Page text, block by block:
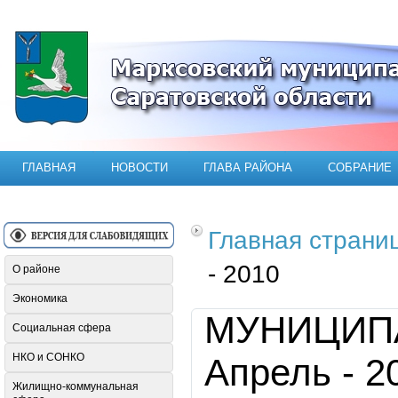
Официальный сайт Марксовского
ГЛАВНАЯ НОВОСТИ ГЛАВА РАЙОНА СОБРАНИЕ
Главная
- 2010
Апрель -
О районе
Экономика
Социальная сфера
НКО и СОНКО
Жилищно-коммунальная